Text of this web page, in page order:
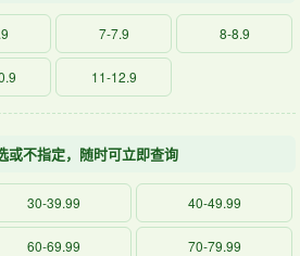
7-7.9 8-8.9
11-12.9
或不指定，随时可立即查询
30-39.99 40-49.99
60-69.99 70-79.99